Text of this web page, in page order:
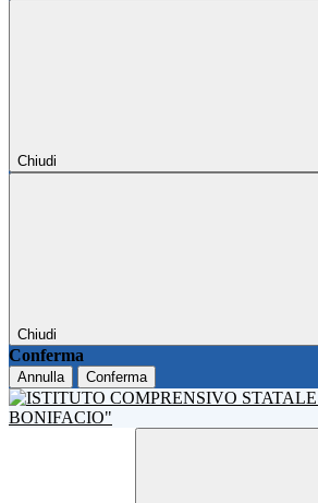
Chiudi
Chiudi
Conferma
Annulla Conferma